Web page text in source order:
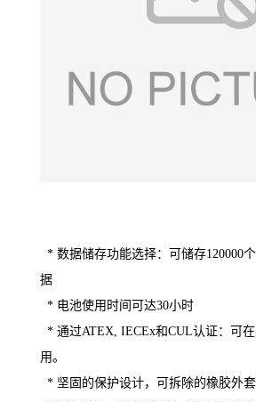
* 数据储存功能选择：可储存120000
据
* 电池使用时间可达30小时
* 通过ATEX, IECEx和CUL认证：可
用。
* 坚固的保护设计，可拆除的橡胶外套